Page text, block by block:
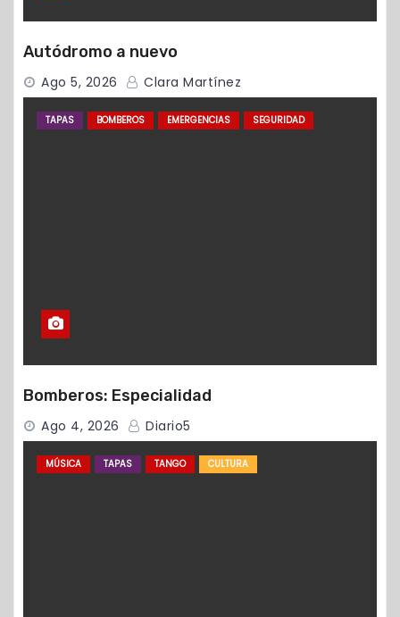
Autódromo a nuevo
Ago 5, 2026 Clara Martínez
TAPAS BOMBEROS EMERGENCIAS SEGURIDAD
Bomberos: Especialidad
Ago 4, 2026 Diario5
MÚSICA TAPAS TANGO CULTURA